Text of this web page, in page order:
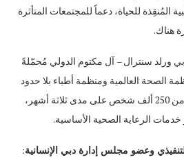
المُنقِذة للحياة، دعماً للمجتمعات المتأثرة
هناك.
ورلد سنترال – آل مكتوم الدولي مُحمّلةً
الصحة العالمية ومنظمة أطباء بلا حدود
واليونيسف، تكفي لدعم أكثر من 250 ألف شخص على مدى ثلاثة أشهر،
الرعاية الصحية الأساسية.
وعضو مجلس إدارة دبي الإنسانية: